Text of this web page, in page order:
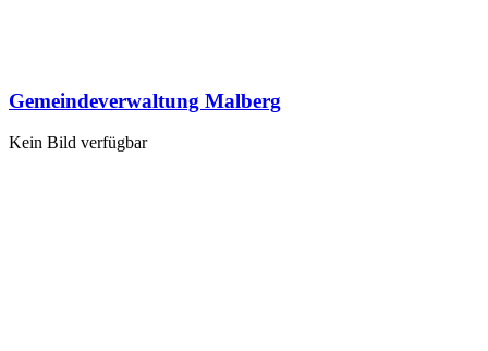
Gemeindeverwaltung Malberg
Kein Bild verfügbar